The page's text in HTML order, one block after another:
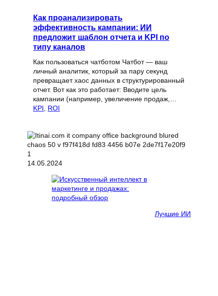
Как проанализировать
эффективность кампании: ИИ
предложит шаблон отчета и KPI по
типу каналов
Как пользоваться чатботом Чатбот — ваш
личный аналитик, который за пару секунд
превращает хаос данных в структурированный
отчет. Вот как это работает: Вводите цель
кампании (например, увеличение продаж,…
KPI
ROI
14.05.2024
Лучшие ИИ